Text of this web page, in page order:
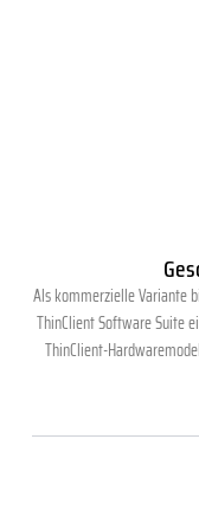
Als kommerzielle Variante
ThinClient Software Suite
ThinClient-